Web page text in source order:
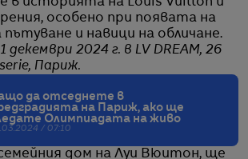
особено при появата на
пътуване и навици на обличане.
2024 г. в LV DREAM, 26
Париж.
да отседнете в
на Париж, ако ще
Олимпиадата на живо
/ 07:10
дом на Луи Вюитон, ще